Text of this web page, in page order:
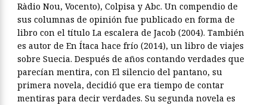
Ràdio Nou, Vocento), Colpisa y Abc. Un compendio de
sus columnas de opinión fue publicado en forma de
libro con el título La escalera de Jacob (2004). También
es autor de En Ítaca hace frío (2014), un libro de viajes
sobre Suecia. Después de años contando verdades que
parecían mentira, con El silencio del pantano, su
primera novela, decidió que era tiempo de contar
mentiras para decir verdades. Su segunda novela es